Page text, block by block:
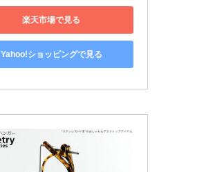
楽天市場で見る
Yahoo!ショッピングで見る